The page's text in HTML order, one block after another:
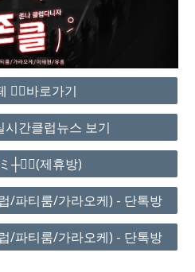
❤️‍🔥바로가기
시간클럽뉴스 보기
┼❤️‍🔥(제휴방)
/파티룸/가라오케) - 단톡방
/파티룸/가라오케) - 단톡방